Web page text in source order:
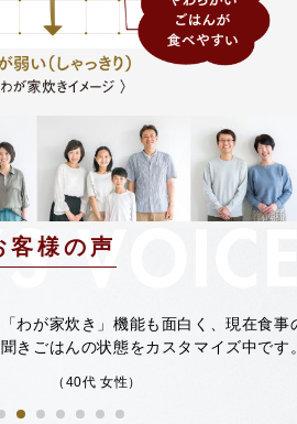
客様の声
家炊き」機能も面白く、現在食事の
はんの状態をカスタマイズ中です。
（40代 女性）